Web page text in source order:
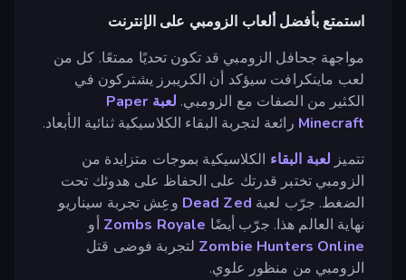
استمتع بأفضل ألعاب الزومبي على الإنترنت
مواجهة جحافل الزومبي قد تكون تحديًا ممتعًا. كل من
لعب ماينكرافت سيؤكد أن الكريبرز يشتركون في
الكثير من الصفات مع الزومبي.
لعبة Paper
Minecraft رائعة لتجربة البقاء الكلاسيكية ثنائية الأبعاد.
تتميز لعبة البقاء الكلاسيكية بموجات متزايدة من
الزومبي تختبر قدرتك على الحفاظ على هدوئك تحت
الضغط. جرّب لعبة Dead Zed وعِش تجربة سيناريو
نهاية العالم هذا. جرّب أيضًا Zombs Royale أو
Zombie Hunters Online لتجربة فوضى قتل
الزومبي من منظور علوي.